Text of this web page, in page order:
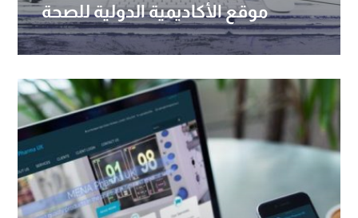
موقع الأكاديمية الدولية للصحة